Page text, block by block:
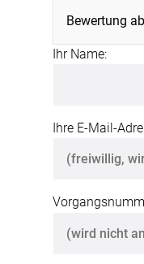
Bewertung
Ihr Name:
Ihre E-Mail-